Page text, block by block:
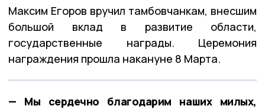
Максим Егоров вручил тамбовчанкам, внесшим
большой вклад в развитие области,
государственные награды. Церемония
награждения прошла накануне 8 Марта.
— Мы сердечно благодарим наших милых,